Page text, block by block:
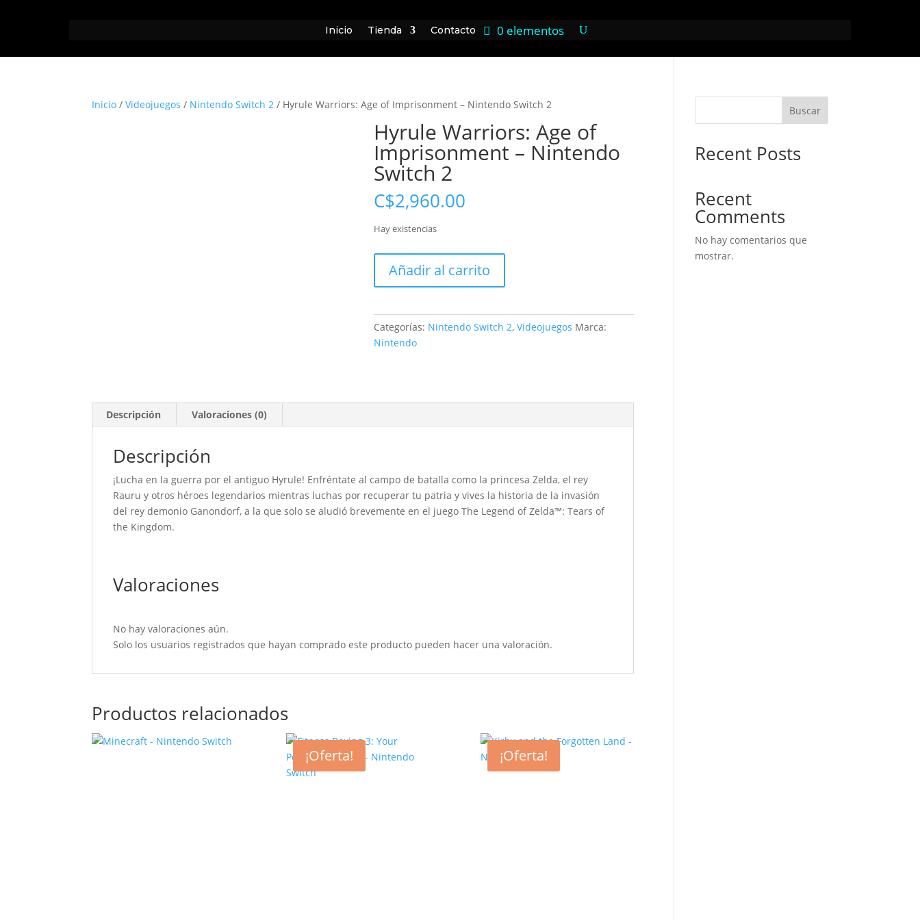
Inicio Tienda Contacto 0 elementos
Inicio /Videojuegos / Nintendo Switch 2 / Hyrule Warriors: Age of Imprisonment – Nintendo Switch 2
Hyrule Warriors: Age of
Imprisonment – Nintendo
Switch 2
C$2,960.00
Hay existencias
Warriors:
Age
Imprisonment
-
cantidad
Añadir al carrito
Categorías: Nintendo Switch 2,Videojuegos Marca:
Nintendo
Descripción Valoraciones (0)
Descripción
¡Lucha en la guerra por el antiguo Hyrule! Enfréntate al campo de batalla como la princesa Zelda, el rey
Rauru y otros héroes legendarios mientras luchas por recuperar tu patria y vives la historia de la invasión
del rey demonio Ganondorf, a la que solo se aludió brevemente en el juego The Legend of Zelda™: Tears of
the Kingdom.
Valoraciones
No hay valoraciones aún.
Solo los usuarios registrados que hayan comprado este producto pueden hacer una valoración.
Productos relacionados
¡Oferta! ¡Oferta!
Buscar
Recent Posts
Recent
Comments
No hay comentarios que
mostrar.